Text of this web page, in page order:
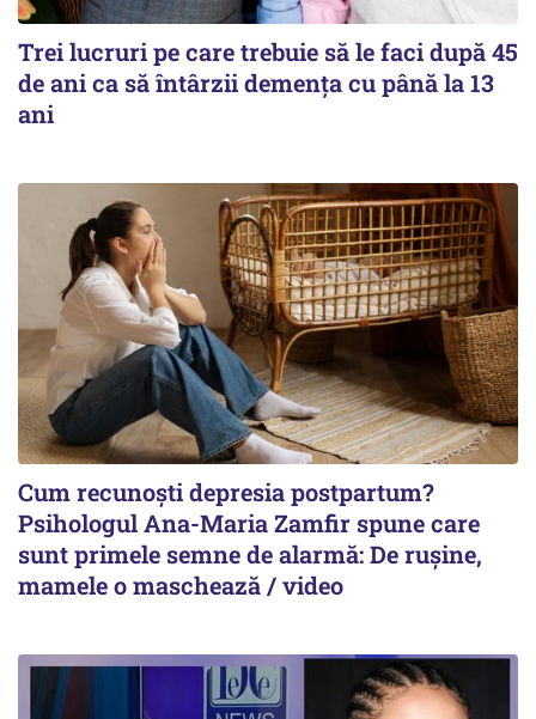
Trei lucruri pe care trebuie să le faci după 45
de ani ca să întârzii demența cu până la 13
ani
Cum recunoști depresia postpartum?
Psihologul Ana-Maria Zamfir spune care
sunt primele semne de alarmă: De rușine,
mamele o maschează / video